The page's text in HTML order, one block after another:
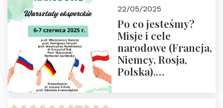
22/05/2025
Po co jesteśmy?
Misje i cele
narodowe (Francja,
Niemcy, Rosja,
Polska).